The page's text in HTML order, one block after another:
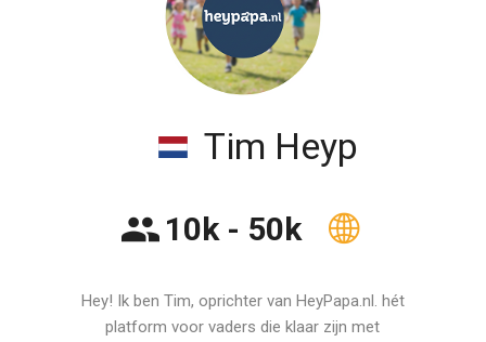
Tim Heyp
10k - 50k
Hey! Ik ben Tim, oprichter van HeyPapa.nl. hét
platform voor vaders die klaar zijn met